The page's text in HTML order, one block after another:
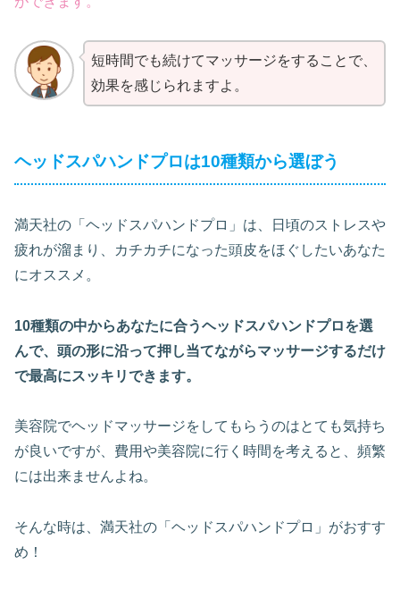
短時間でも続けてマッサージをすることで、
効果を感じられますよ。
ヘッドスパハンドプロは10種類から選ぼう
満天社の「ヘッドスパハンドプロ」は、日頃のストレスや
疲れが溜まり、カチカチになった頭皮をほぐしたいあなた
にオススメ。
10種類の中からあなたに合うヘッドスパハンドプロを選
んで、頭の形に沿って押し当てながらマッサージするだけ
で最高にスッキリできます。
美容院でヘッドマッサージをしてもらうのはとても気持ち
が良いですが、費用や美容院に行く時間を考えると、頻繁
には出来ませんよね。
そんな時は、満天社の「ヘッドスパハンドプロ」がおすす
め！